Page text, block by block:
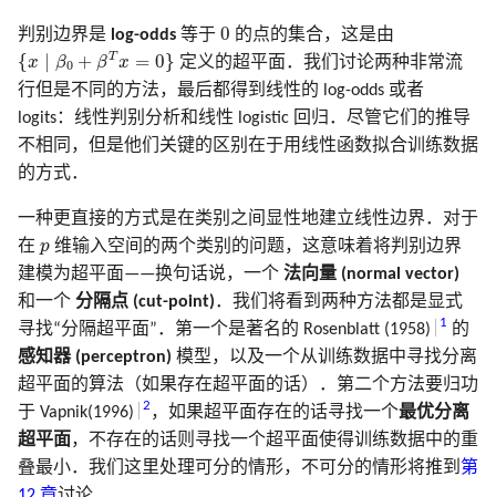
判别边界是 log-odds 等于 0
0 的点的集合，这是由
{x ∣ β0 + βT x = 0}
{x ∣ 0 x=0
定义的超平面．我们讨论两种非常流
行但是不同的方法，最后都得到线性的 log-odds 或者
logits：线性判别分析和线性 logistic 回归．尽管它们的推导
不相同，但是他们关键的区别在于用线性函数拟合训练数据
的方式．
一种更直接的方式是在类别之间显性地建立线性边界．对于
在 p
p 维输入空间的两个类别的问题，这意味着将判别边界
建模为超平面——换句话说，一个 法向量 (normal vector)
和一个 分隔点 (cut-point)．我们将看到两种方法都是显式
寻找“分隔超平面”．第一个是著名的 Rosenblatt (1958)
1 的
感知器 (perceptron) 模型，以及一个从训练数据中寻找分离
超平面的算法（如果存在超平面的话）．第二个方法要归功
于 Vapnik(1996)
2 ，如果超平面存在的话寻找一个最优分离
超平面，不存在的话则寻找一个超平面使得训练数据中的重
叠最小．我们这里处理可分的情形，不可分的情形将推到 第